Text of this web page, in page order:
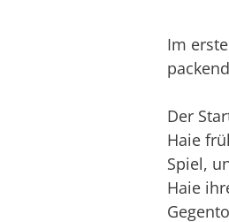
Im
Der
Haie
Spiel,
Haie